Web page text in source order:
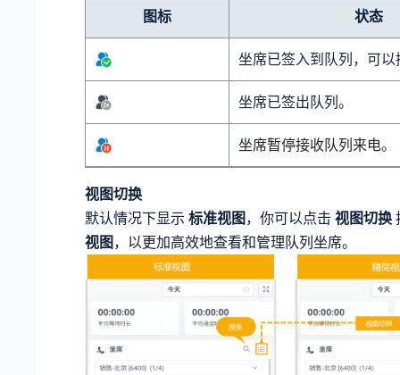
图标 状态
坐席已签入到队列，可
坐席已签出队列。
坐席暂停接收队列来电。
视图切换
默认情况下显示 标准视图，你可以点击 视图切换
视图，以更加高效地查看和管理队列坐席。